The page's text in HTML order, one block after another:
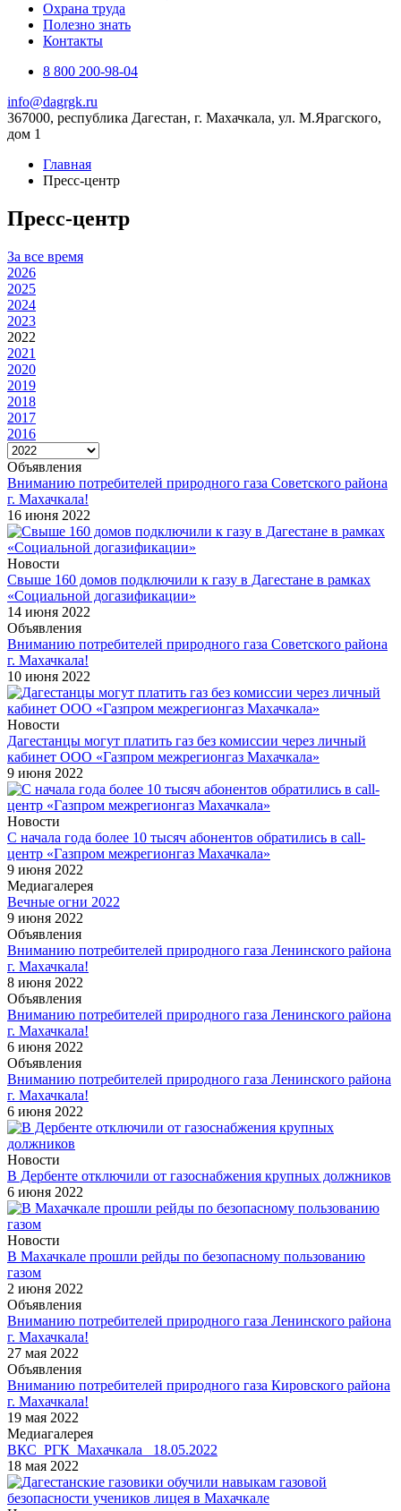
Охрана труда
Полезно знать
Контакты
8 800 200-98-04
info@dagrgk.ru
367000, республика Дагестан, г. Махачкала, ул. М.Ярагского,
дом 1
Главная
Пресс-центр
Пресс-центр
За все время
2026
2025
2024
2023
2022
2021
2020
2019
2018
2017
2016
Объявления
Вниманию потребителей природного газа Советского района
г. Махачкала!
16 июня 2022
Новости
Свыше 160 домов подключили к газу в Дагестане в рамках
«Социальной догазификации»
14 июня 2022
Объявления
Вниманию потребителей природного газа Советского района
г. Махачкала!
10 июня 2022
Новости
Дагестанцы могут платить газ без комиссии через личный
кабинет ООО «Газпром межрегионгаз Махачкала»
9 июня 2022
Новости
С начала года более 10 тысяч абонентов обратились в сall-
центр «Газпром межрегионгаз Махачкала»
9 июня 2022
Медиагалерея
Вечные огни 2022
9 июня 2022
Объявления
Вниманию потребителей природного газа Ленинского района
г. Махачкала!
8 июня 2022
Объявления
Вниманию потребителей природного газа Ленинского района
г. Махачкала!
6 июня 2022
Объявления
Вниманию потребителей природного газа Ленинского района
г. Махачкала!
6 июня 2022
Новости
В Дербенте отключили от газоснабжения крупных должников
6 июня 2022
Новости
В Махачкале прошли рейды по безопасному пользованию
газом
2 июня 2022
Объявления
Вниманию потребителей природного газа Ленинского района
г. Махачкала!
27 мая 2022
Объявления
Вниманию потребителей природного газа Кировского района
г. Махачкала!
19 мая 2022
Медиагалерея
ВКС_РГК_Махачкала_ 18.05.2022
18 мая 2022